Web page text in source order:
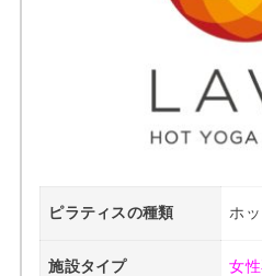
ピラティスの種類 ホ
施設タイプ 女